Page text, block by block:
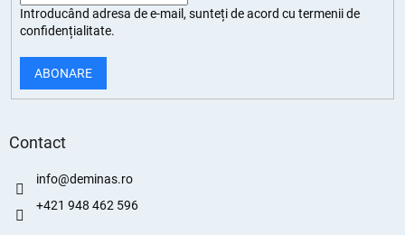
Introducând adresa de e-mail, sunteți deacord cu termenii de
confidențialitate.
ABONARE
Contact
info@deminas.ro
+421 948 462 596